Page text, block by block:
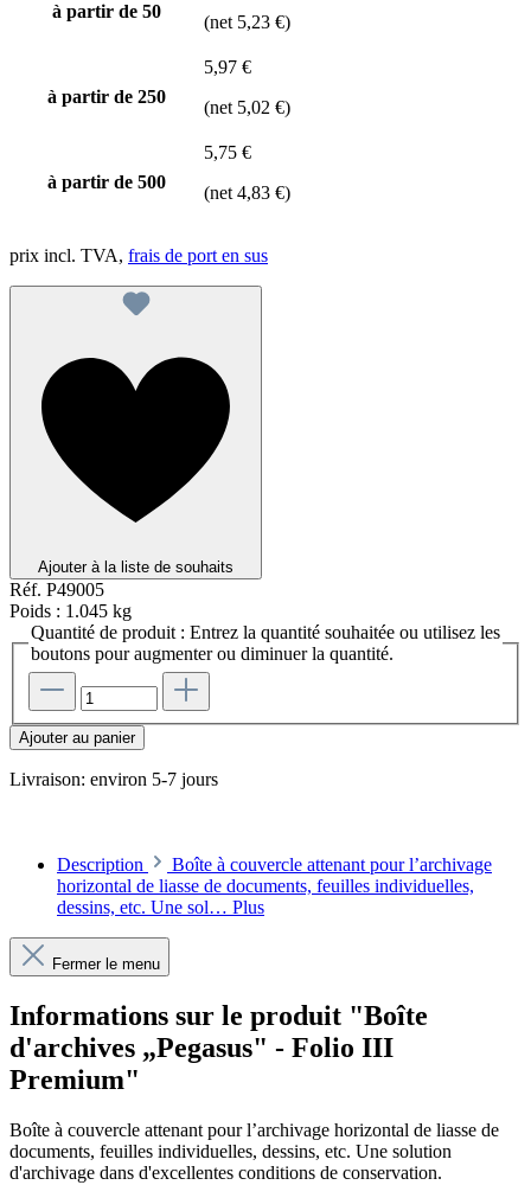
à partir de 50
(net 5,23 €)
à partir de 250
5,97 €
(net 5,02 €)
à partir de 500
5,75 €
(net 4,83 €)
prix incl. TVA, frais de port en sus
Ajouter à la liste de souhaits
Réf. P49005
Poids : 1.045 kg
Quantité de produit : Entrez la quantité souhaitée ou utilisez les
boutons pour augmenter ou diminuer la quantité.
Ajouter au panier
Livraison: environ 5-7 jours
Description
Boîte à couvercle attenant pour l’archivage
horizontal de liasse de documents, feuilles individuelles,
dessins, etc. Une sol… Plus
Fermer le menu
Informations sur le produit "Boîte
d'archives „Pegasus" - Folio III
Premium"
Boîte à couvercle attenant pour l’archivage horizontal de liasse de
documents, feuilles individuelles, dessins, etc. Une solution
d'archivage dans d'excellentes conditions de conservation.